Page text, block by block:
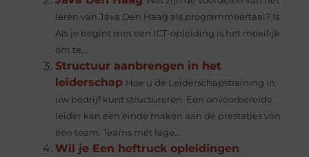
leren van Java Den Haag als programmeertaal? Is
Als je begint met een ICT-opleiding is het moeilijk
om te...
Structuur aanbrengen in het
leiderschap Hoe u de Leiderschapstraining in
uw bedrijf kunt structureren Een onvoorbereide
leider kan een einde maken aan de prestaties van
een team. Teams met lage...
Wil je Een heftruck opleidingen